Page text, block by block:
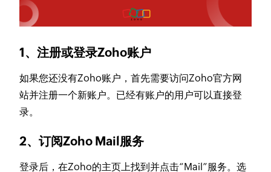
1、注册或登录Zoho账户
如果您还没有Zoho账户，首先需要访问Zoho官方网
站并注册一个新账户。已经有账户的用户可以直接登
录。
2、订阅Zoho Mail服务
登录后，在Zoho的主页上找到并点击“Mail”服务。选